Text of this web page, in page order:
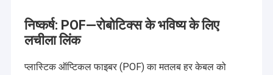
निष्कर्ष: POF—रोबोटिक्स के भविष्य के लिए
लचीला लिंक
प्लास्टिक ऑप्टिकल फाइबर (POF) का मतलब हर केबल को